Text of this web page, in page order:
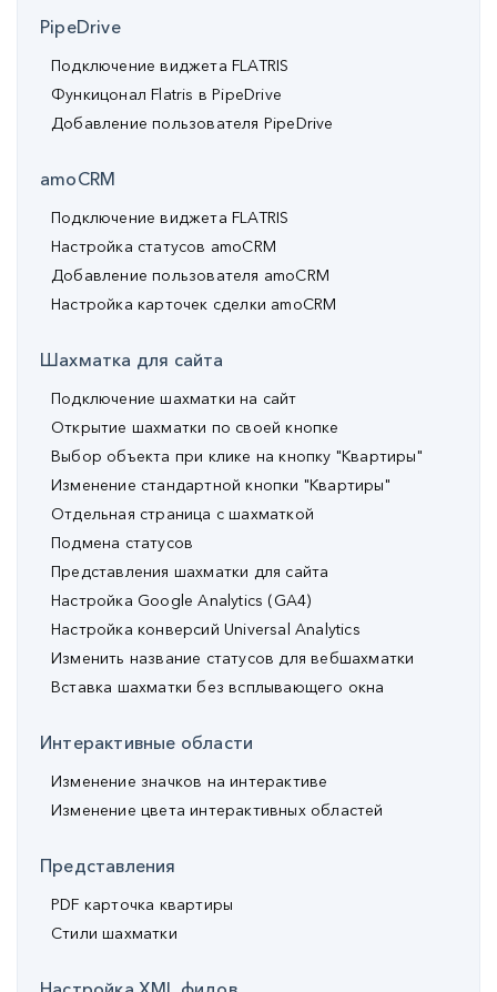
PipeDrive
Подключение виджета FLATRIS
Функицонал Flatris в PipeDrive
Добавление пользователя PipeDrive
amoCRM
Подключение виджета FLATRIS
Настройка статусов amoCRM
Добавление пользователя amoCRM
Настройка карточек сделки amoCRM
Шахматка для сайта
Подключение шахматки на сайт
Открытие шахматки по своей кнопке
Выбор объекта при клике на кнопку "Квартиры"
Изменение стандартной кнопки "Квартиры"
Отдельная страница с шахматкой
Подмена статусов
Представления шахматки для сайта
Настройка Google Analytics (GA4)
Настройка конверсий Universal Analytics
Изменить название статусов для вебшахматки
Вставка шахматки без всплывающего окна
Интерактивные области
Изменение значков на интерактиве
Изменение цвета интерактивных областей
Представления
PDF карточка квартиры
Стили шахматки